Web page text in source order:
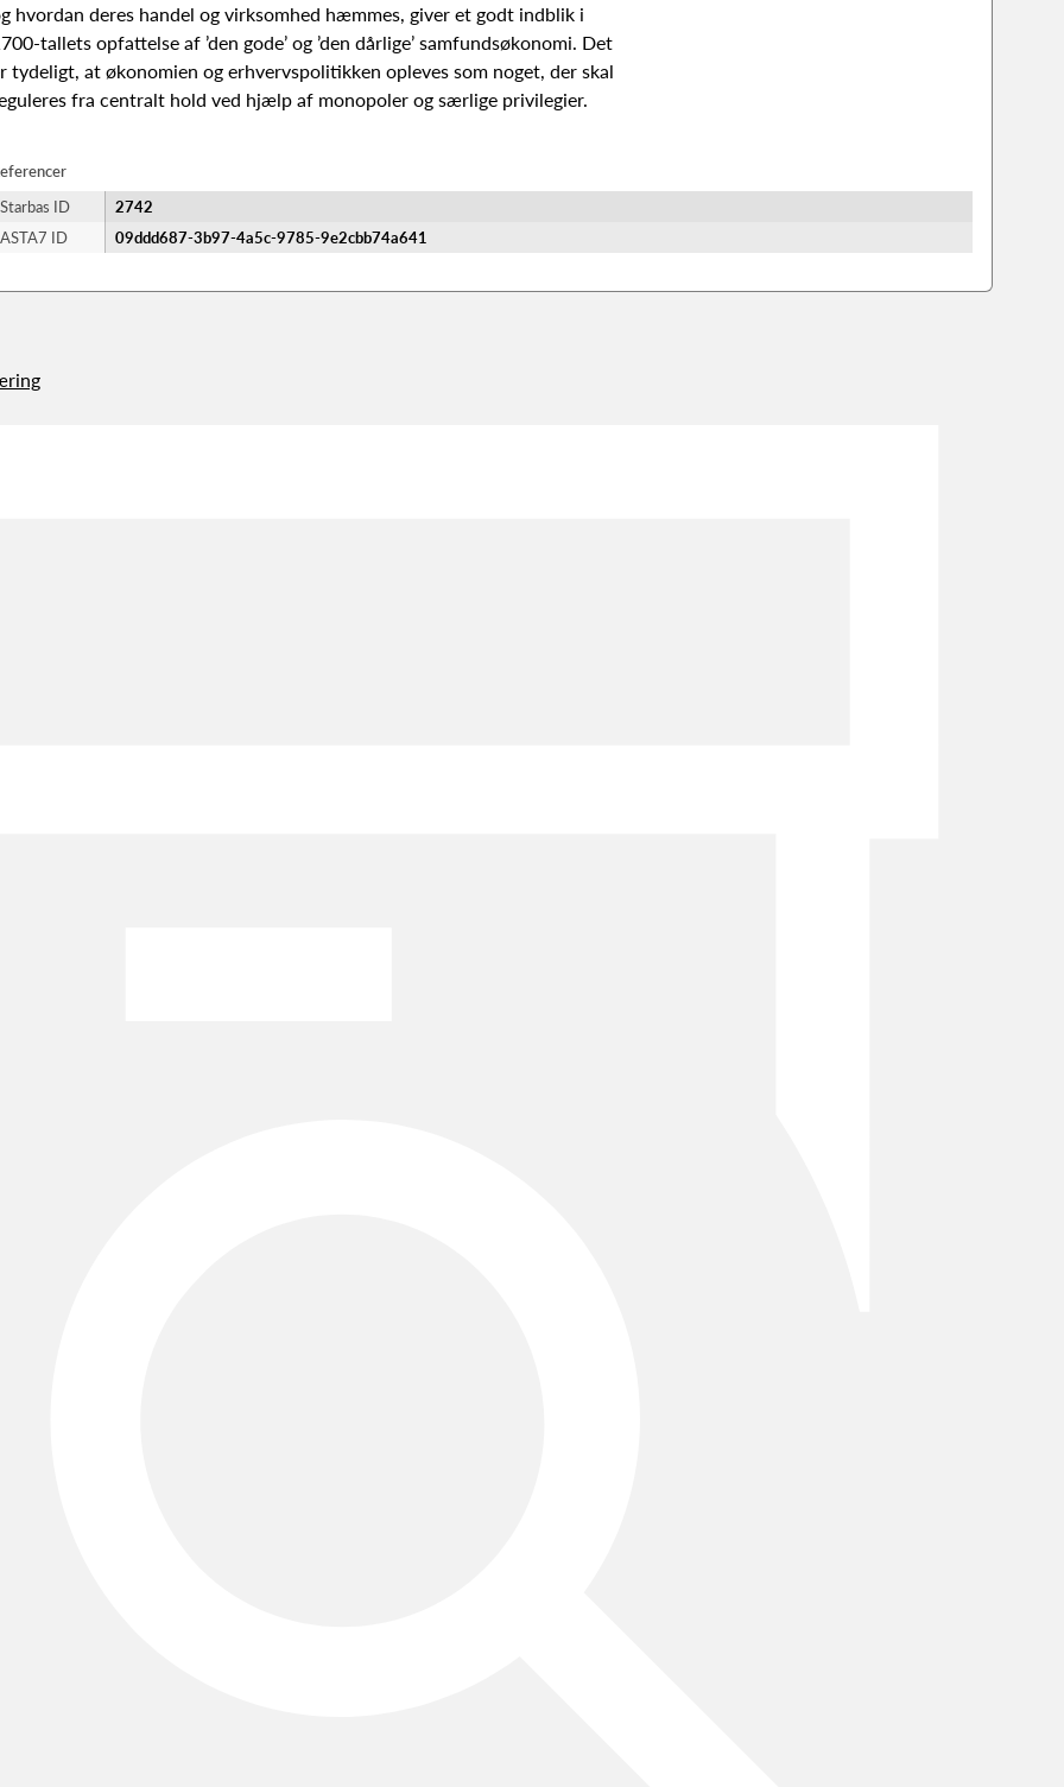
hvordan deres handel og virksomhed hæmmes, giver et godt indblik i
tallets opfattelse af ’den gode’ og ’den dårlige’ samfundsøkonomi. Det
tydeligt, at økonomien og erhvervspolitikken opleves som noget, der skal
fra centralt hold ved hjælp af monopoler og særlige privilegier.
Starbas ID
2742
ASTA7 ID
09ddd687-3b97-4a5c-9785-9e2cbb74a641